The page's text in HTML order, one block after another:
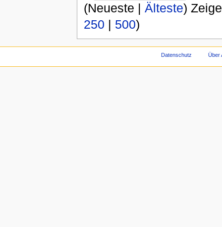
(Neueste | Älteste)
250 | 500)
Datenschutz Über